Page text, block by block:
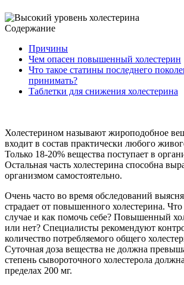
Содержание
Причины
Чем опасен повышенный холестерин
Что такое статины последнего
принимать?
Таблетки для снижения холестерина
Холестерином называют жироподобное
входит в состав практически любого
Только 18-20% вещества поступает в
Остальная часть холестерина способна
организмом самостоятельно.
Очень часто во время обследований
страдает от повышенного холестерина.
случае и как помочь себе? Повышенный
или нет? Специалисты рекомендуют
количество потребляемого общего
Суточная доза вещества не должна
степень сывороточного холестерола
пределах 200 мг.